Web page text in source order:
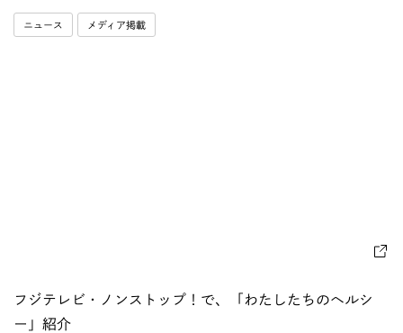
ニュース メディア掲載
フジテレビ・ノンストップ！で、「わたしたちのヘルシ
ー」紹介